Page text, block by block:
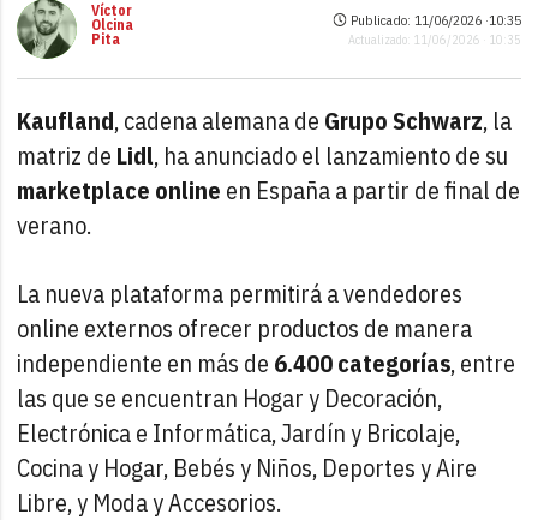
Víctor
Olcina
Pita
Publicado: 11/06/2026 ·10:35
Actualizado: 11/06/2026 · 10:35
Kaufland, cadena alemana de Grupo Schwarz, la
matriz de Lidl, ha anunciado el lanzamiento de su
marketplace online en España a partir de final de
verano.
La nueva plataforma permitirá a vendedores
online externos ofrecer productos de manera
independiente en más de 6.400 categorías, entre
las que se encuentran Hogar y Decoración,
Electrónica e Informática, Jardín y Bricolaje,
Cocina y Hogar, Bebés y Niños, Deportes y Aire
Libre, y Moda y Accesorios.